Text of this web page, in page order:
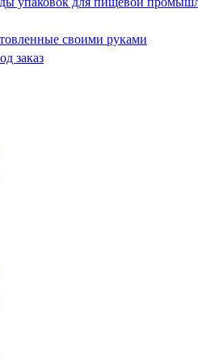
своими руками
заказ